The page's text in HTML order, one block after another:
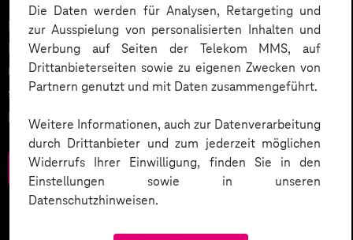
Die Daten werden für Analysen, Retargeting und
zur Ausspielung von personalisierten Inhalten und
Werbung auf Seiten der Telekom MMS, auf
Drittanbieterseiten sowie zu eigenen Zwecken von
Partnern genutzt und mit Daten zusammengeführt.
Weitere Informationen, auch zur Datenverarbeitung
durch Drittanbieter und zum jederzeit möglichen
Widerrufs Ihrer Einwilligung, finden Sie in den
Einstellungen sowie in unseren
Datenschutzhinweisen.
Datenschutz in KI-Projekten leicht gemacht:
Entdecken Sie 10 entscheidende Schritte, um
rechtliche Anforderungen zu erfüllen, Vertrauen zu
stärken und Innovation sicher zu gestalten – inklusive
praktischer Checkliste zum Download.
Zum Download